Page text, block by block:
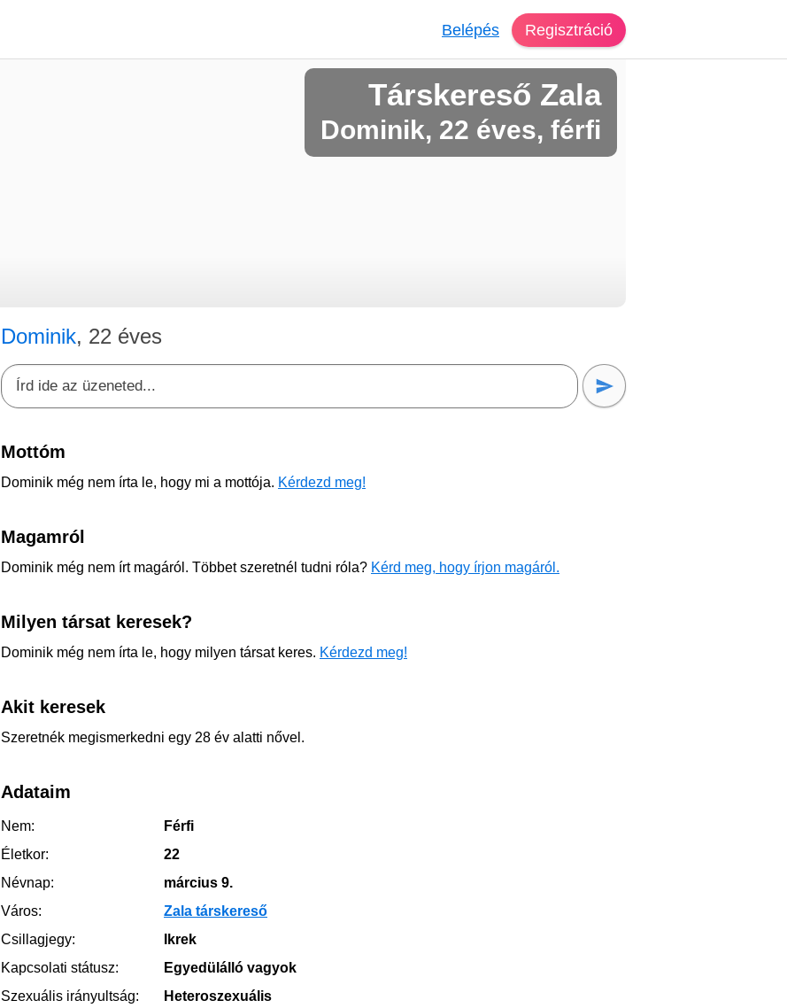
Belépés Regisztráció
Társkereső Zala
Dominik, 22 éves, férfi
Dominik, 22 éves
Mottóm
Dominik még nem írta le, hogy mi a mottója. Kérdezd meg!
Magamról
Dominik még nem írt magáról. Többet szeretnél tudni róla? Kérd meg, hogy írjon magáról.
Milyen társat keresek?
Dominik még nem írta le, hogy milyen társat keres. Kérdezd meg!
Akit keresek
Szeretnék megismerkedni egy 28 év alatti nővel.
Adataim
Nem:
Férfi
Életkor:
22
Névnap:
március 9.
Város:
Zala társkereső
Csillagjegy:
Ikrek
Kapcsolati státusz:
Egyedülálló vagyok
Szexuális irányultság:
Heteroszexuális